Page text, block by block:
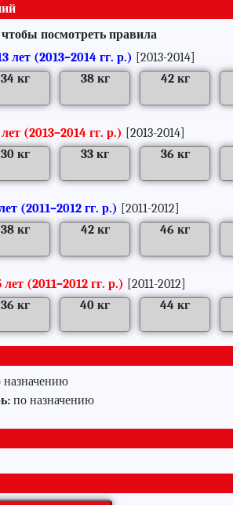
посмотреть правила
лет (2013–2014 гг. р.) [2013-2014]
34 кг
38 кг
42 кг
(2013–2014 гг. р.) [2013-2014]
30 кг
33 кг
36 кг
(2011–2012 гг. р.) [2011-2012]
38 кг
42 кг
46 кг
(2011–2012 гг. р.) [2011-2012]
36 кг
40 кг
44 кг
назначению
по назначению